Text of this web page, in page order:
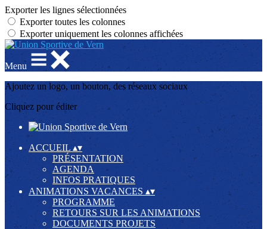
Exporter les lignes sélectionnées
Exporter toutes les colonnes
Exporter uniquement les colonnes affichées
Menu
Ajoutez un logo, un bouton, des réseaux sociaux
Cliquez pour éditer
ACCUEIL▴▾
PRÉSENTATION
AGENDA
INFOS PRATIQUES
ANIMATIONS VACANCES ▴▾
PROGRAMME
RETOURS SUR LES ANIMATIONS
DOCUMENTS PROJETS